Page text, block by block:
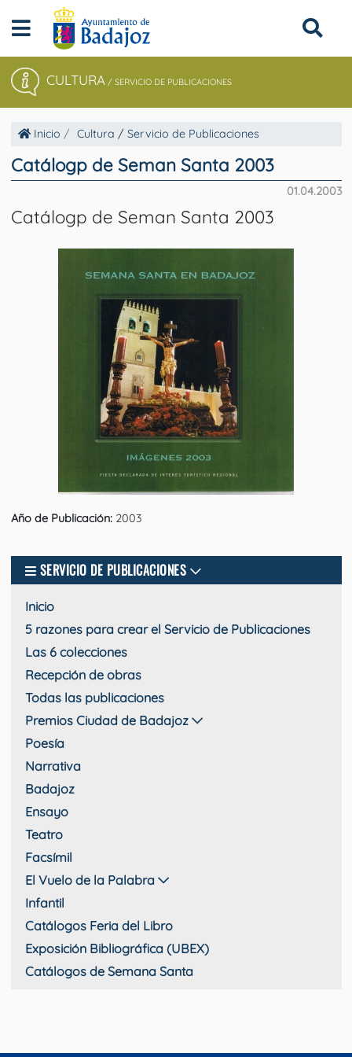
CULTURA / SERVICIO DE PUBLICACIONES
Inicio Cultura / Servicio de Publicaciones
Catálogp de Seman Santa 2003
01.04.2003
Catálogp de Seman Santa 2003
Año de Publicación: 2003
SERVICIO DE PUBLICACIONES
Inicio
5 razones para crear el Servicio de Publicaciones
Las 6 colecciones
Recepción de obras
Todas las publicaciones
Premios Ciudad de Badajoz
Poesía
Narrativa
Badajoz
Ensayo
Teatro
Facsímil
El Vuelo de la Palabra
Infantil
Catálogos Feria del Libro
Exposición Bibliográfica (UBEX)
Catálogos de Semana Santa